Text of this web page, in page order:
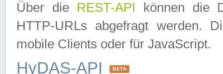
Über die REST-API können die
HTTP-URLs abgefragt werden.
mobile Clients oder für JavaScript.
HyDAS-API BETA